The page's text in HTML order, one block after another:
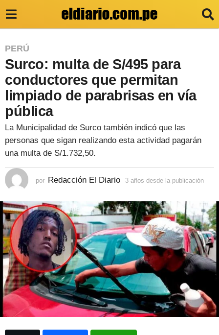
3
a
ñ
o
s
d
e
s
e
a
p
u
b
l
i
c
a
c
PERÚ
Surco: multa de S/495 para
conductores que permitan
limpiado de parabrisas en vía
pública
La Municipalidad de Surco también indicó que las
personas que sigan realizando esta actividad pagarán
una multa de S/1.732,50.
por Redacción El Diario 3 años desde la publicación
o
s
d
e
s
d
e
p
u
b